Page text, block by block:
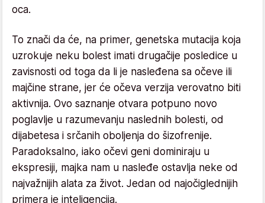
oca.
To znači da će, na primer, genetska mutacija koja
uzrokuje neku bolest imati drugačije posledice u
zavisnosti od toga da li je nasleđena sa očeve ili
majčine strane, jer će očeva verzija verovatno biti
aktivnija. Ovo saznanje otvara potpuno novo
poglavlje u razumevanju naslednih bolesti, od
dijabetesa i srčanih oboljenja do šizofrenije.
Paradoksalno, iako očevi geni dominiraju u
ekspresiji, majka nam u nasleđe ostavlja neke od
najvažnijih alata za život. Jedan od najočiglednijih
primera je inteligencija.